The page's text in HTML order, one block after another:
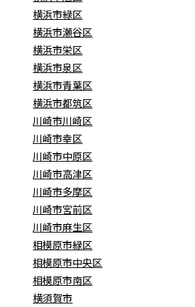
横浜市緑区
横浜市瀬谷区
横浜市栄区
横浜市泉区
横浜市青葉区
横浜市都筑区
川崎市川崎区
川崎市幸区
川崎市中原区
川崎市高津区
川崎市多摩区
川崎市宮前区
川崎市麻生区
相模原市緑区
相模原市中央区
相模原市南区
横須賀市